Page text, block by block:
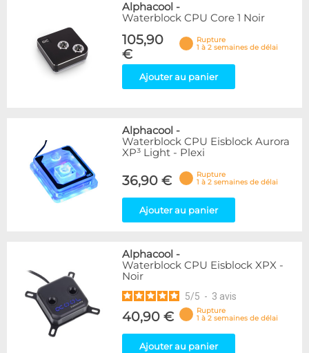
Alphacool -
Waterblock CPU Core 1 Noir
105,90
€
Rupture
1 à 2 semaines de délai
Ajouter au panier
Alphacool -
Waterblock CPU Eisblock Aurora
XP³ Light - Plexi
36,90 €
Rupture
1 à 2 semaines de délai
Ajouter au panier
Alphacool -
Waterblock CPU Eisblock XPX -
Noir
5/5 - 3 avis
40,90 €
Rupture
1 à 2 semaines de délai
Ajouter au panier